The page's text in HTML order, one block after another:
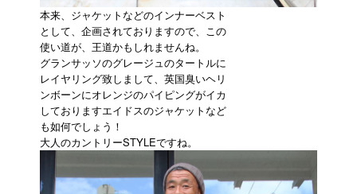
本来、ジャケットなどのインナーベスト
として、企画されておりますので、この
使い道が、王道かもしれませんね。
グランサッソのグレージュのタートルに
レイヤリング致しまして、英国臭いヘリ
ンボーンにオレンジのパイピングがイカ
しておりますエイドスのジャケットなど
も如何でしょう！
大人のカントリーSTYLEですね。